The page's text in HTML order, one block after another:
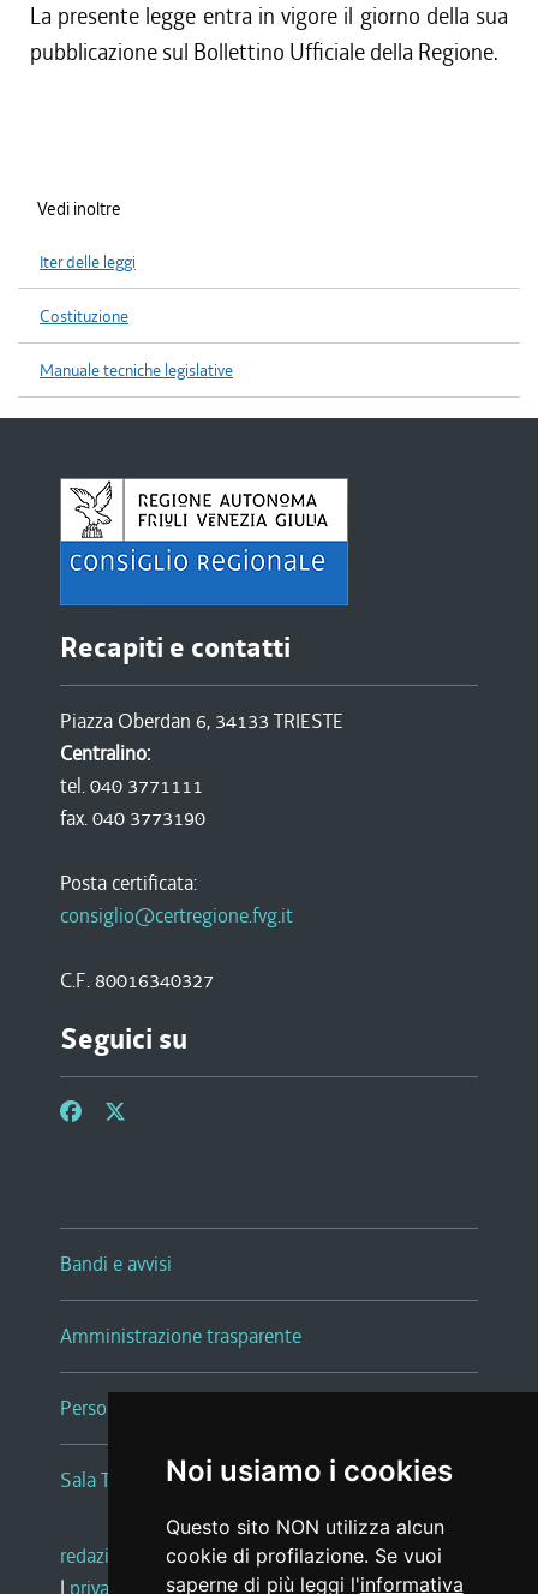
Noi usiamo i cookies
Questo sito NON utilizza alcun
cookie di profilazione. Se vuoi
saperne di più leggi l'informativa
La presente legge entra in vigore il giorno della sua
pubblicazione sul Bollettino Ufficiale della Regione.
Vedi inoltre
Iter delle leggi
Costituzione
Manuale tecniche legislative
Recapiti e contatti
Piazza Oberdan 6, 34133 TRIESTE
Centralino:
tel. 040 3771111
fax. 040 3773190
Posta certificata:
consiglio@certregione.fvg.it
C.F. 80016340327
Seguici su
Bandi e avvisi
Amministrazione trasparente
Persone e Uffici
Sala Tiziano Tessitori
redazione web |note legali |glossario
| privacy social media policy